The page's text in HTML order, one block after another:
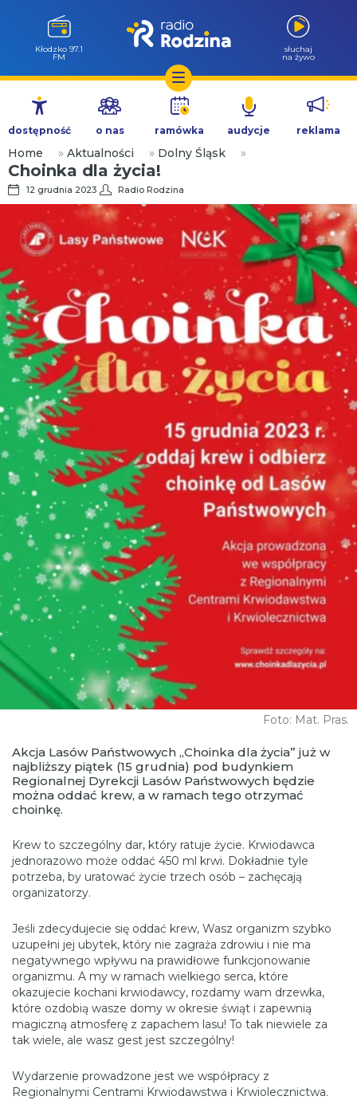
Przejdź
treści
Wołów 99.6
FM
słuchaj
na żywo
dostępność o nas ramówka audycje reklama
Home » Aktualności » Dolny Śląsk »
Choinka dla życia!
12 grudnia 2023 Radio Rodzina
Foto: Mat. Pras.
Akcja Lasów Państwowych „Choinka dla życia” już w
najbliższy piątek (15 grudnia) pod budynkiem
Regionalnej Dyrekcji Lasów Państwowych będzie
można oddać krew, a w ramach tego otrzymać
choinkę.
Krew to szczególny dar, który ratuje życie. Krwiodawca
jednorazowo może oddać 450 ml krwi. Dokładnie tyle
potrzeba, by uratować życie trzech osób – zachęcają
organizatorzy.
Jeśli zdecydujecie się oddać krew, Wasz organizm szybko
uzupełni jej ubytek, który nie zagraża zdrowiu i nie ma
negatywnego wpływu na prawidłowe funkcjonowanie
organizmu. A my w ramach wielkiego serca, które
okazujecie kochani krwiodawcy, rozdamy wam drzewka,
które ozdobią wasze domy w okresie świąt i zapewnią
magiczną atmosferę z zapachem lasu! To tak niewiele za
tak wiele, ale wasz gest jest szczególny!
Wydarzenie prowadzone jest we współpracy z
Regionalnymi Centrami Krwiodawstwa i Krwiolecznictwa.